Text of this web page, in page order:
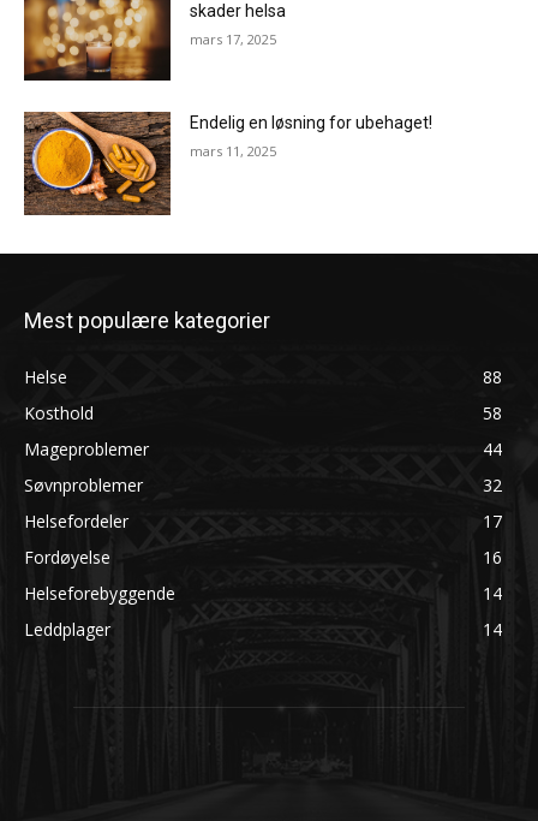
skader helsa
mars 17, 2025
Endelig en løsning for ubehaget!
mars 11, 2025
Mest populære kategorier
Helse
88
Kosthold
58
Mageproblemer
44
Søvnproblemer
32
Helsefordeler
17
Fordøyelse
16
Helseforebyggende
14
Leddplager
14